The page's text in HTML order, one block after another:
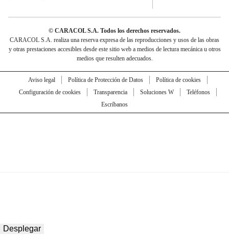
© CARACOL S.A. Todos los derechos reservados.
CARACOL S.A. realiza una reserva expresa de las reproducciones y usos de las obras
y otras prestaciones accesibles desde este sitio web a medios de lectura mecánica u otros
medios que resulten adecuados.
Aviso legal Política de Protección de Datos
Política de cookies
Configuración de cookies
Transparencia Soluciones W
Teléfonos
Escríbanos
Desplegar